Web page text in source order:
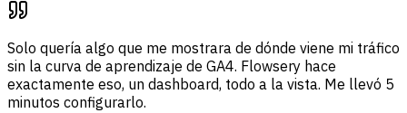
Solo quería algo que me mostrara de dónde viene mi tráfico
sin la curva de aprendizaje de GA4. Flowsery hace
exactamente eso, un dashboard, todo a la vista. Me llevó 5
minutos configurarlo.